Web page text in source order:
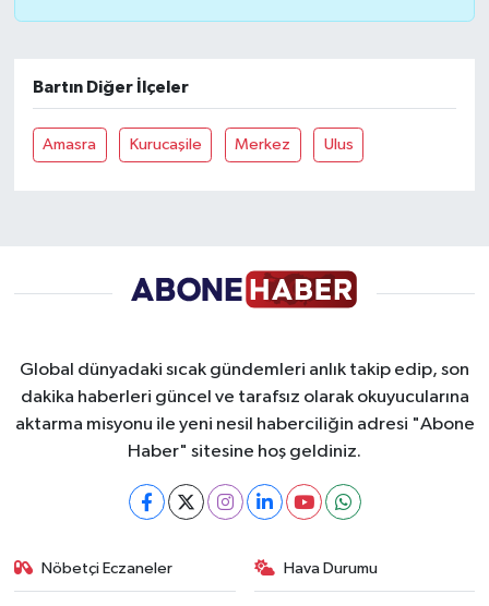
Bartın Diğer İlçeler
Amasra Kurucaşile Merkez Ulus
Global dünyadaki sıcak gündemleri anlık takip edip, son
dakika haberleri güncel ve tarafsız olarak okuyucularına
aktarma misyonu ile yeni nesil haberciliğin adresi "Abone
Haber" sitesine hoş geldiniz.
Nöbetçi Eczaneler Hava Durumu